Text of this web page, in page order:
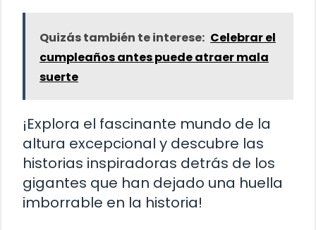
Quizás también te interese: Celebrar el
cumpleaños antes puede atraer mala
suerte
¡Explora el fascinante mundo de la
altura excepcional y descubre las
historias inspiradoras detrás de los
gigantes que han dejado una huella
imborrable en la historia!